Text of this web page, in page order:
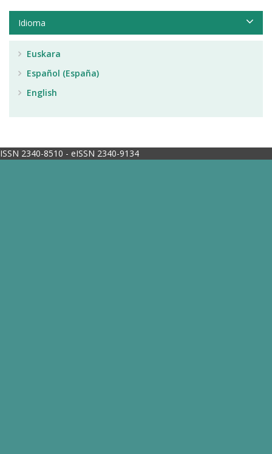
Idioma
Euskara
Español (España)
English
ISSN 2340-8510 - eISSN 2340-9134